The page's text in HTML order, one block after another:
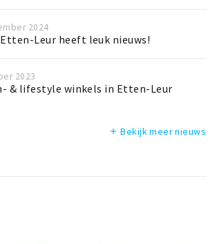
2024
Leur heeft leuk nieuws!
2023
& lifestyle winkels in Etten-Leur
add Bekijk meer nieuws